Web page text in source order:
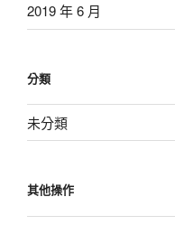
2019 年 6 月
分類
未分類
其他操作